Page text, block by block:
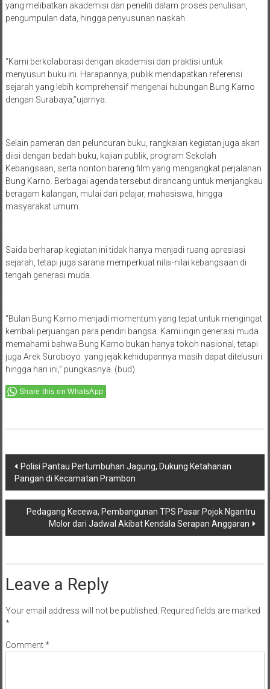
yang melibatkan akademisi dan peneliti dalam proses penulisan,
pengumpulan data, hingga penyusunan naskah.
“Kami berkolaborasi dengan akademisi dan praktisi untuk
menyusun buku ini. Harapannya, publik mendapatkan referensi
sejarah yang lebih komprehensif mengenai hubungan Bung Karno
dengan Surabaya,”ujarnya.
Selain pameran dan peluncuran buku, rangkaian kegiatan juga akan
diisi dengan bedah buku, kajian publik, program Sekolah
Kebangsaan, serta nonton bareng film yang mengangkat perjalanan
Bung Karno. Berbagai agenda tersebut dirancang untuk menjangkau
beragam kalangan, mulai dari pelajar, mahasiswa, hingga
masyarakat umum.
Saida berharap kegiatan ini tidak hanya menjadi ruang apresiasi
sejarah, tetapi juga sarana memperkuat nilai-nilai kebangsaan di
tengah generasi muda.
“Bulan Bung Karno menjadi momentum yang tepat untuk mengingat
kembali perjuangan para pendiri bangsa. Kami ingin generasi muda
memahami bahwa Bung Karno bukan hanya tokoh nasional, tetapi
juga Arek Suroboyo yang jejak kehidupannya masih dapat ditelusuri
hingga hari ini,” pungkasnya. (bud)
Share this on WhatsApp
Post
navigation
Polisi Pantau Pertumbuhan Jagung, Dukung Ketahanan
Pangan di Kecamatan Prambon
Pedagang Kecewa, Pembangunan TPS Pasar Pojok Ngantru
Molor dari Jadwal Akibat Kendala Serapan Anggaran
Leave a Reply
Your email address will not be published. Required fields are marked
*
Comment*